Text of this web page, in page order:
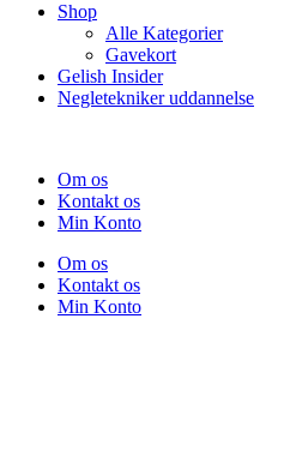
Shop
Alle Kategorier
Gavekort
Gelish Insider
Negletekniker uddannelse
Om os
Kontakt os
Min Konto
Om os
Kontakt os
Min Konto